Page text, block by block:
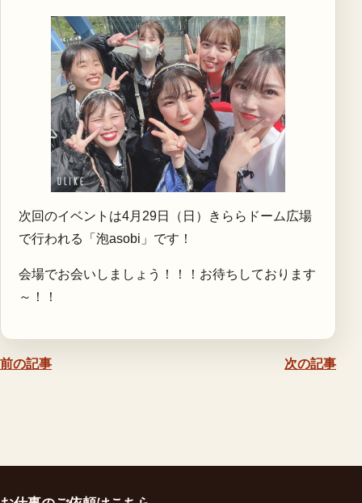
次回のイベントは4月29日（日）きららドーム広場
で行われる「泡asobi」です！
会場でお会いしましょう！！！お待ちしております
～！！
前の記事 次の記事